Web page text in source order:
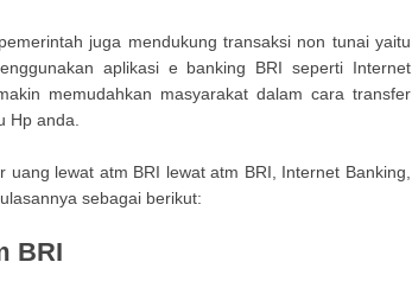
juga mendukung transaksi non tunai yaitu
aplikasi e banking BRI seperti Internet
memudahkan masyarakat dalam cara transfer
Hp anda.
lewat atm BRI lewat atm BRI, Internet Banking,
sebagai berikut:
BRI